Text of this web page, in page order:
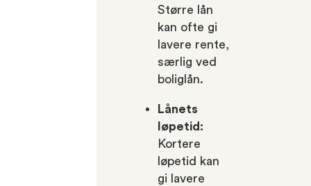
Større lån
kan ofte gi
lavere rente,
særlig ved
boliglån.
Lånets
løpetid:
Kortere
løpetid kan
gi lavere